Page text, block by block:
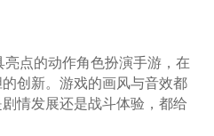
亮点的动作角色扮演手游，在
创新。游戏的画风与音效都
情发展还是战斗体验，都给